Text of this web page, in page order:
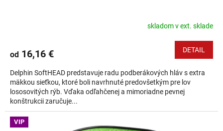
skladom v ext. sklade
od 16,16 € DETAIL
Delphin SoftHEAD predstavuje radu podberákových hláv s extra
mäkkou sieťkou, ktoré boli navrhnuté predovšetkým pre lov
lososovitých rýb. Vďaka odľahčenej a mimoriadne pevnej
konštrukcii zaručuje...
VIP